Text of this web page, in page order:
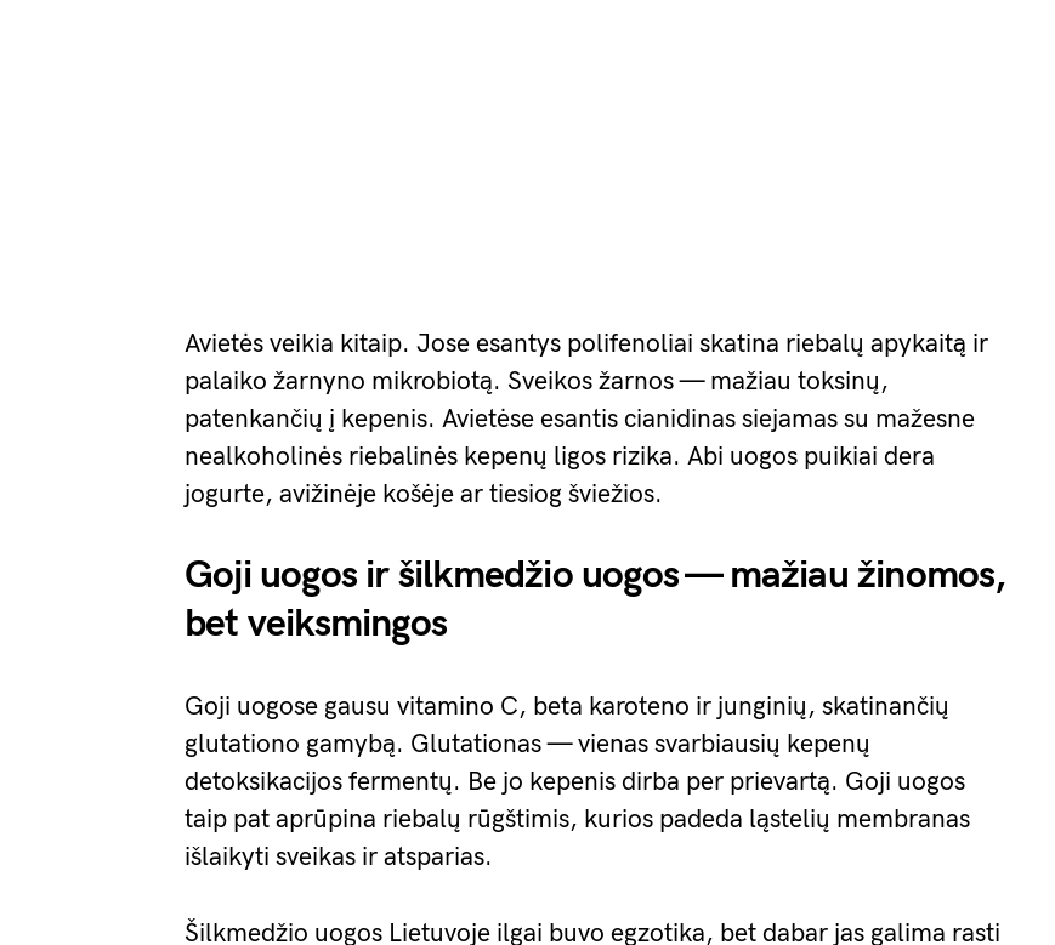
Avietės veikia kitaip. Jose esantys polifenoliai skatina riebalų apykaitą ir
palaiko žarnyno mikrobiotą. Sveikos žarnos — mažiau toksinų,
patenkančių į kepenis. Avietėse esantis cianidinas siejamas su mažesne
nealkoholinės riebalinės kepenų ligos rizika. Abi uogos puikiai dera
jogurte, avižinėje košėje ar tiesiog šviežios.
Goji uogos ir šilkmedžio uogos — mažiau žinomos,
bet veiksmingos
Goji uogose gausu vitamino C, beta karoteno ir junginių, skatinančių
glutationo gamybą. Glutationas — vienas svarbiausių kepenų
detoksikacijos fermentų. Be jo kepenis dirba per prievartą. Goji uogos
taip pat aprūpina riebalų rūgštimis, kurios padeda ląstelių membranas
išlaikyti sveikas ir atsparias.
Šilkmedžio uogos Lietuvoje ilgai buvo egzotika, bet dabar jas galima rasti